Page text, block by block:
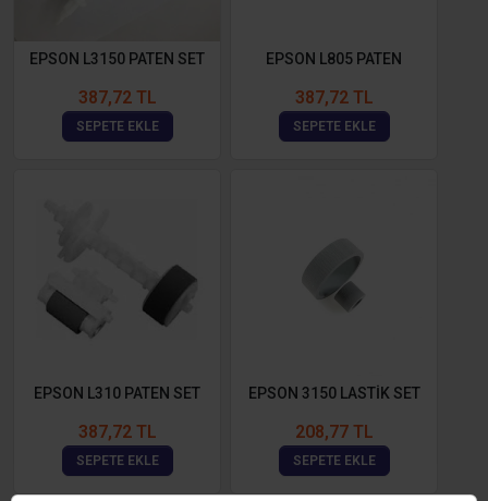
EPSON L3150 PATEN SET
387,72 TL
SEPETE EKLE
EPSON L805 PATEN
387,72 TL
SEPETE EKLE
EPSON L310 PATEN SET
387,72 TL
SEPETE EKLE
EPSON 3150 LASTİK SET
208,77 TL
SEPETE EKLE